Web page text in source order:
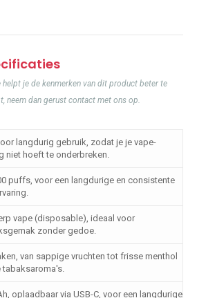
je de kenmerken van dit product beter te
neem dan gerust contact met ons op.
langdurig gebruik, zodat je je vape-
niet hoeft te onderbreken.
puffs, voor een langdurige en consistente
vape (disposable), ideaal voor
zonder gedoe.
van sappige vruchten tot frisse menthol
tabaksaroma's.
oplaadbaar via USB-C, voor een langdurige